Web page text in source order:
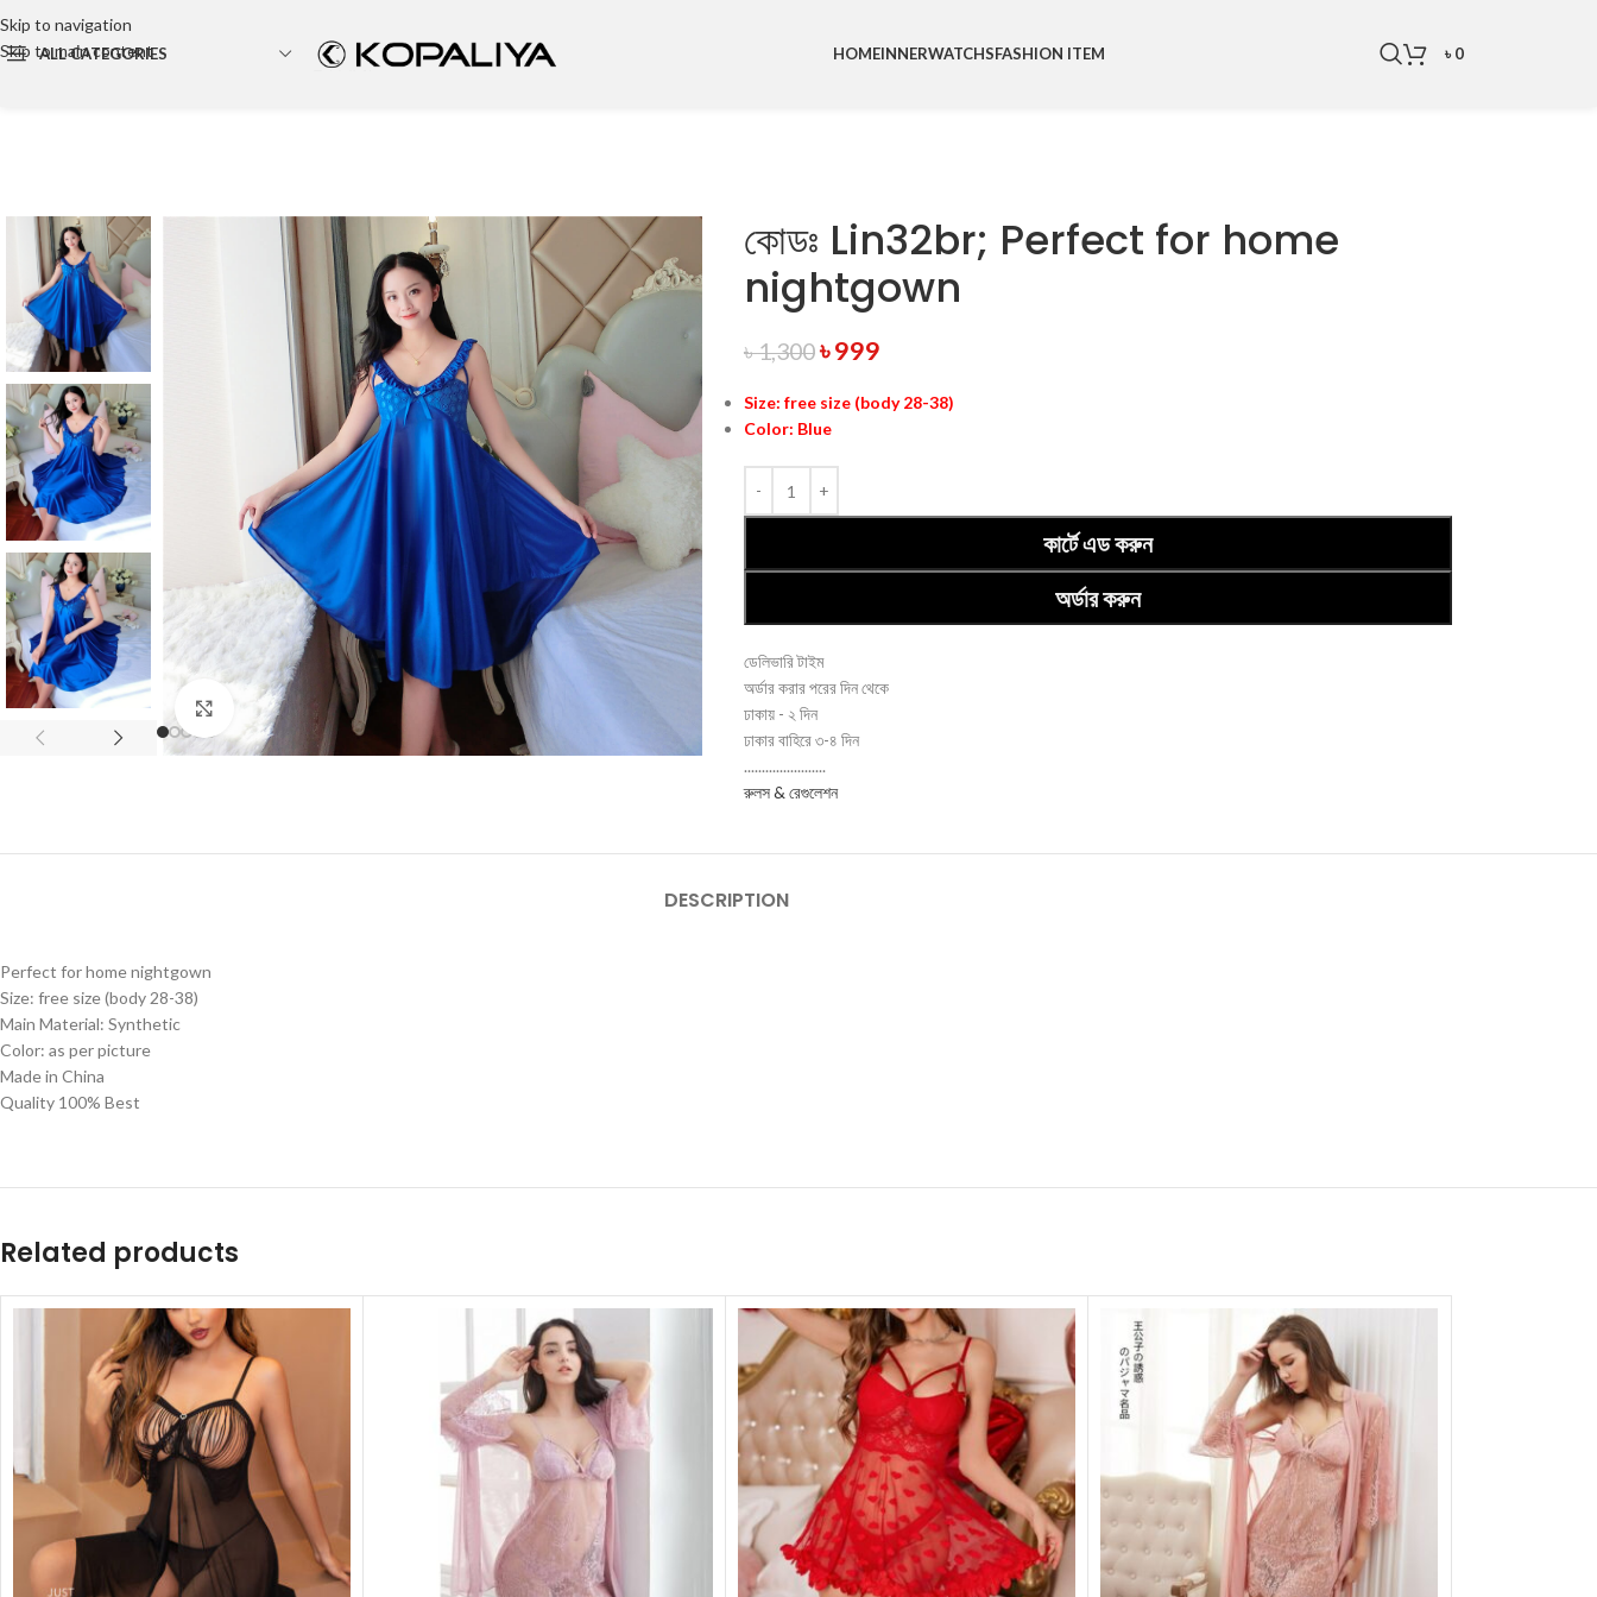
Skip to navigation
Skip to main content
ALL CATEGORIES
Cosmetic bag
Tote Bag
Canvas bag
Wallet
Travel Bag
Hand bag
HOMEINNERWATCHSFASHION ITEM ৳0
Click to enlarge
কোডঃ Lin32br; Perfect for home
nightgown
৳1,300৳999
Size: free size (body 28-38)
Color: Blue
কার্টে এড করুন
অর্ডার করুন
ডেলিভারি টাইম
অর্ডার করার পরের দিন থেকে
ঢাকায় - ২ দিন
ঢাকার বাহিরে ৩-৪ দিন
.......................
রুলস & রেগুলেশন
DESCRIPTION
Perfect for home nightgown
Size: free size (body 28-38)
Main Material: Synthetic
Color: as per picture
Made in China
Quality 100% Best
Related products